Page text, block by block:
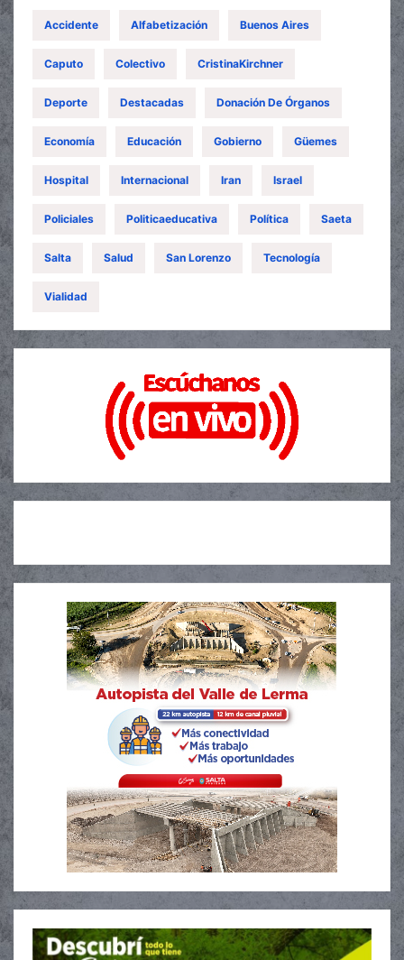
Accidente Alfabetización Buenos Aires
Caputo Colectivo CristinaKirchner
Deporte Destacadas Donación De Órganos
Economía Educación Gobierno Güemes
Hospital Internacional Iran Israel
Policiales Politicaeducativa Política Saeta
Salta Salud San Lorenzo Tecnología
Vialidad